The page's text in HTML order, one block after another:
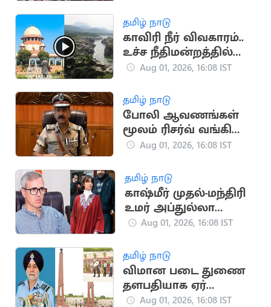
தமிழ் நாடு
காவிரி நீர் விவகாரம்..
உச்ச நீதிமன்றத்தில்
திமுக அவசர மனு
Aug 01, 2026, 16:08 IST
தமிழ் நாடு
போலி ஆவணங்கள்
மூலம் ரிசர்வ் வங்கி
மோசடி: முக்கிய
Aug 01, 2026, 16:08 IST
தமிழ் நாடு
காஷ்மீர் முதல்-மந்திரி
உமர் அப்துல்லா
தம்பதிக்கு விவாகரத்து:
Aug 01, 2026, 16:08 IST
தமிழ் நாடு
விமான படை துணை
தளபதியாக ஏர்
மார்ஷல் தேஜ்பால் சிங்
Aug 01, 2026, 16:08 IST